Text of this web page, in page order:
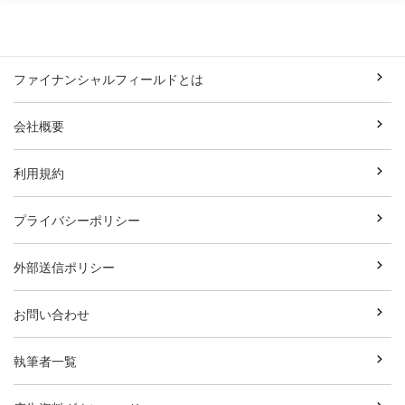
ファイナンシャルフィールドとは
会社概要
利用規約
プライバシーポリシー
外部送信ポリシー
お問い合わせ
執筆者一覧